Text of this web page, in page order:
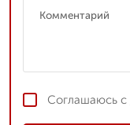
Соглашаюсь с